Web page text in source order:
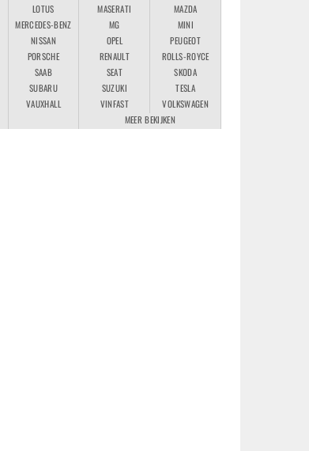
LOTUS MASERATI
MAZDA
MERCEDES-BENZ MG
MINI
NISSAN OPEL
PEUGEOT
PORSCHE RENAULT
ROLLS-ROYCE
SAAB SEAT
SKODA
SUBARU SUZUKI
TESLA
VAUXHALL VINFAST
VOLKSWAGEN
MEER BEKIJKEN